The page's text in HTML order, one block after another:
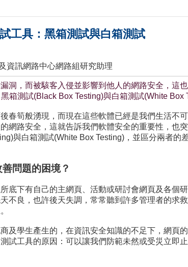
工具：黑箱測試與白箱測試
資訊網路中心網路組研究助理
洞，而被駭客入侵並影響到他人的網路安全，這
箱測試(Black Box Testing)與白箱測試(White Box
春筍般湧現，而現在這些軟體已經是我們生活
網路安全，這就告訴我們軟體安全的重要性，
與白箱測試(White Box Testing)，並區分兩者的
問題的困境？
底下有自己的主網頁、活動或研討會網頁及各
不良，也許後天失調，常常聽到許多管理者的
及學生產生的，在資訊安全知識的不足下，網
試工具的原因：可以讓我們防範未然或受災立即止